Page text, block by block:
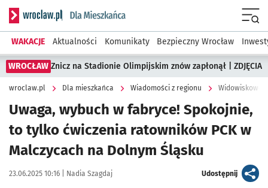
Serwis informacyjny wroclaw.pl podserwis: Dla mieszkańca
WAKACJE Aktualności Komunikaty Bezpieczny Wrocław
WROCŁAW Znicz na Stadionie Olimpijskim znów zapłonął | ZDJĘCIA
wroclaw.pl Dla mieszkańca Wiadomości z regionu Widowiskowe
Uwaga, wybuch w fabryce! Spokojnie,
to tylko ćwiczenia ratowników PCK w
Malczycach na Dolnym Śląsku
Data publikacji:
23.06.2025 10:16 | Autor:
Nadia Szagdaj Udostępnijartykuł